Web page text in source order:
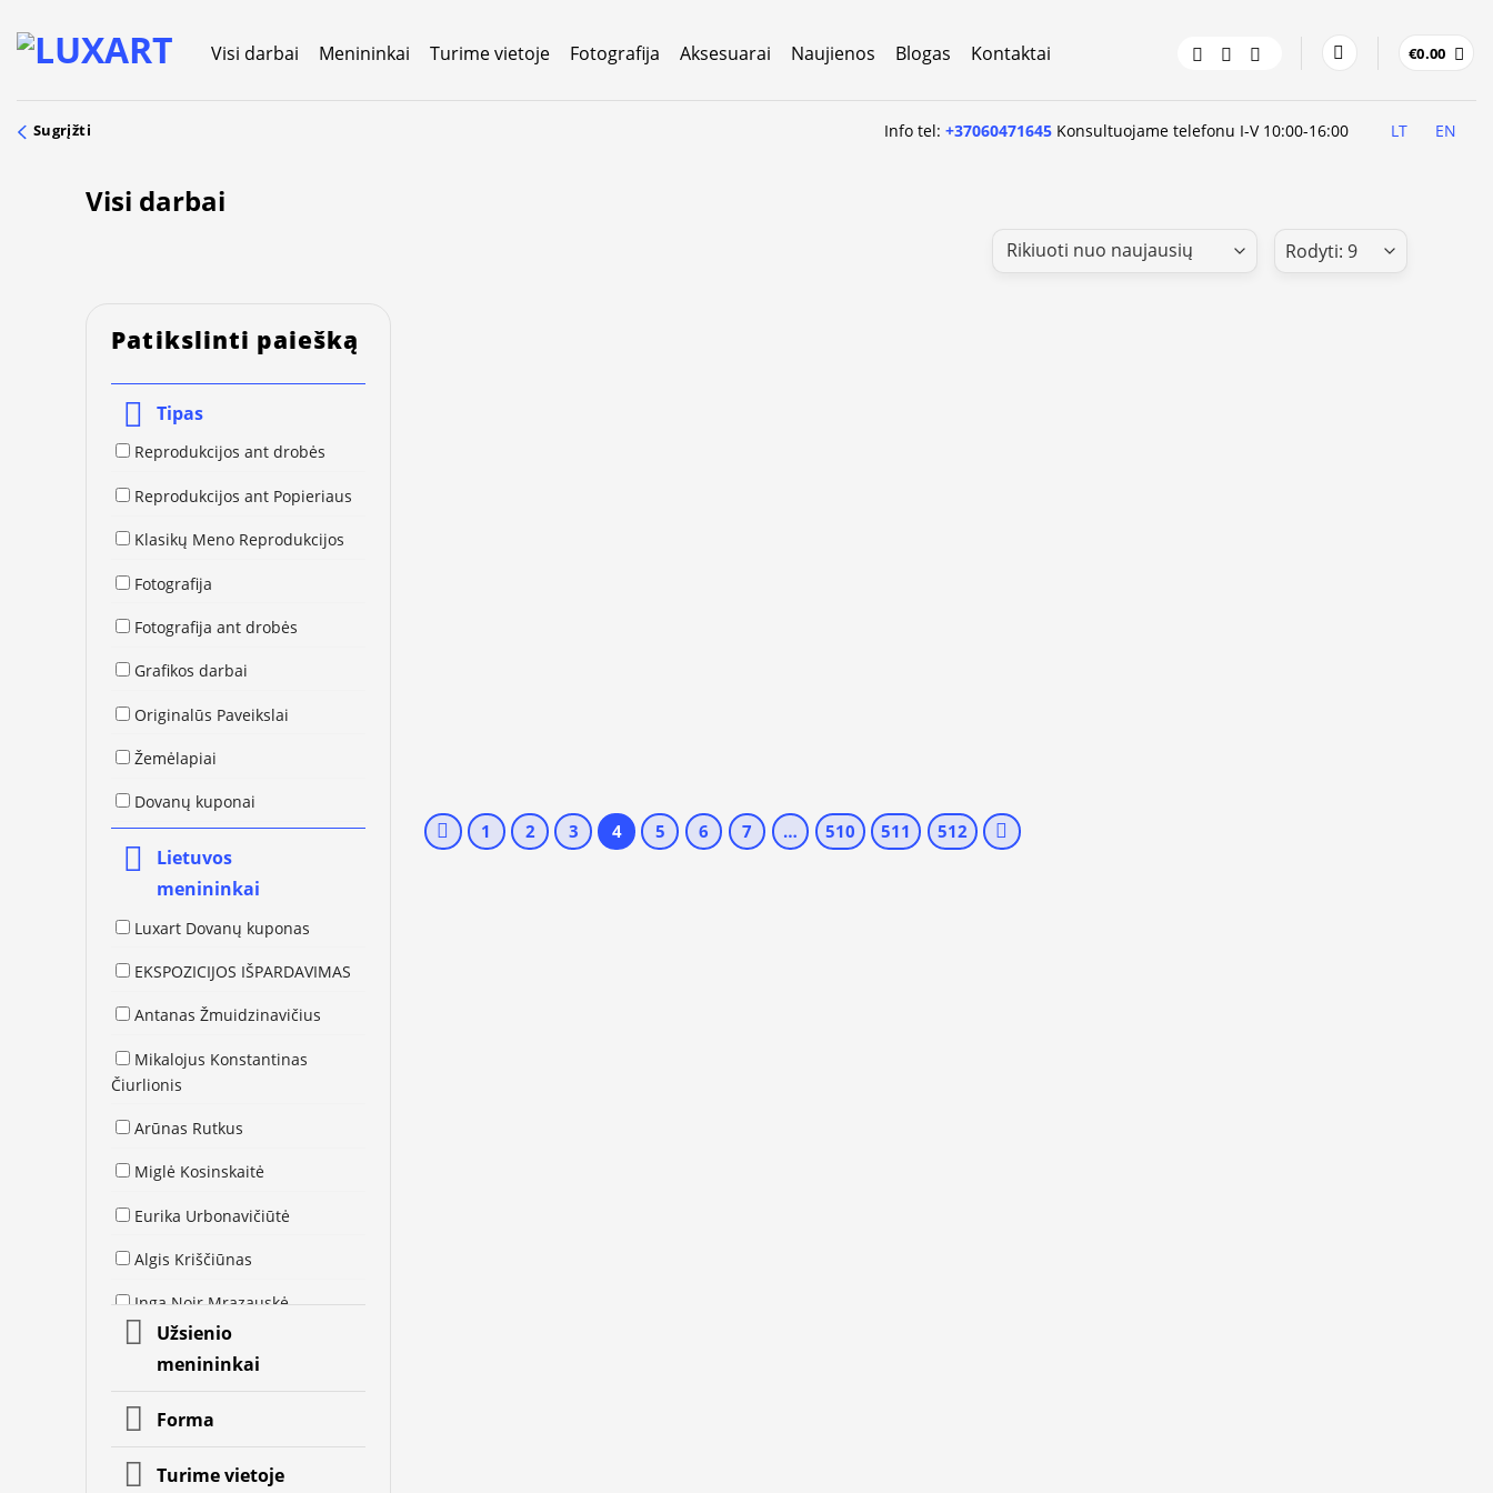
content
Visi darbai Menininkai Turime vietoje Fotografija Aksesuarai Naujienos Blogas Kontaktai €0.00
Sugrįžti Info tel:+37060471645 Konsultuojame telefonu I-V 10:00-16:00 LT EN
Visi darbai
Patikslinti paiešką
Tipas
Reprodukcijos ant drobės
Reprodukcijos ant Popieriaus
Klasikų Meno Reprodukcijos
Fotografija
Fotografija ant drobės
Grafikos darbai
Originalūs Paveikslai
Žemėlapiai
Dovanų kuponai
Lietuvos
menininkai
Luxart Dovanų kuponas
EKSPOZICIJOS IŠPARDAVIMAS
Antanas Žmuidzinavičius
Mikalojus Konstantinas
Čiurlionis
Arūnas Rutkus
Miglė Kosinskaitė
Eurika Urbonavičiūtė
Algis Kriščiūnas
Inga Noir Mrazauskė
Kristina Asinus
Jolita Vaitkutė
Arūnas Žilys
Sigitas Mickevičius
Užsienio
menininkai
Forma
Turime vietoje
1 2 3 4 5 6 7 … 510 511 512